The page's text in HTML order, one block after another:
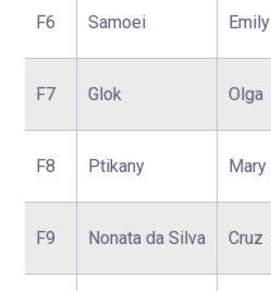
F6 Samoei Emily
F7 Glok Olga
F8 Ptikany Mary
F9 Nonata da Silva Cruz